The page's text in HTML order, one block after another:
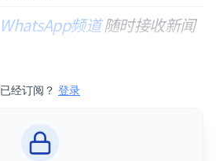
WhatsApp频道随时接收新闻
已经订阅？ 登录